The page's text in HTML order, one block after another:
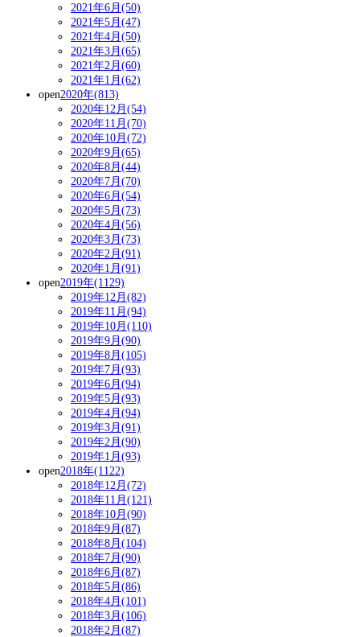
2021年6月(50)
2021年5月(47)
2021年4月(50)
2021年3月(65)
2021年2月(60)
2021年1月(62)
open2020年(813)
2020年12月(54)
2020年11月(70)
2020年10月(72)
2020年9月(65)
2020年8月(44)
2020年7月(70)
2020年6月(54)
2020年5月(73)
2020年4月(56)
2020年3月(73)
2020年2月(91)
2020年1月(91)
open2019年(1129)
2019年12月(82)
2019年11月(94)
2019年10月(110)
2019年9月(90)
2019年8月(105)
2019年7月(93)
2019年6月(94)
2019年5月(93)
2019年4月(94)
2019年3月(91)
2019年2月(90)
2019年1月(93)
open2018年(1122)
2018年12月(72)
2018年11月(121)
2018年10月(90)
2018年9月(87)
2018年8月(104)
2018年7月(90)
2018年6月(87)
2018年5月(86)
2018年4月(101)
2018年3月(106)
2018年2月(87)